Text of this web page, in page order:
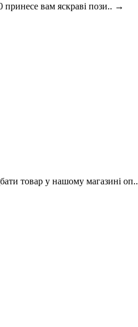
вам яскраві пози.. →
товар у нашому магазині оп..